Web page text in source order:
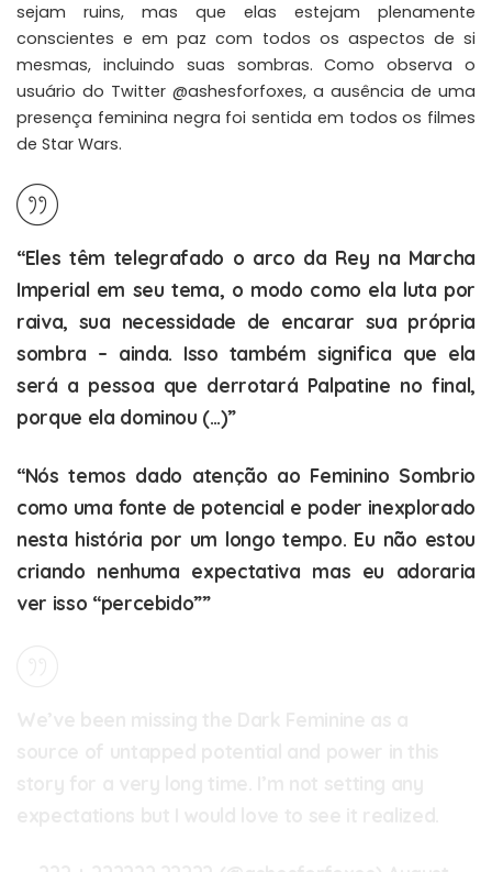
sejam ruins, mas que elas estejam plenamente
conscientes e em paz com todos os aspectos de si
mesmas, incluindo suas sombras. Como observa o
usuário do Twitter @ashesforfoxes, a ausência de uma
presença feminina negra foi sentida em todos os filmes
de Star Wars.
“Eles têm telegrafado o arco da Rey na Marcha
Imperial em seu tema, o modo como ela luta por
raiva, sua necessidade de encarar sua própria
sombra – ainda. Isso também significa que ela
será a pessoa que derrotará Palpatine no final,
porque ela dominou (…)”
“Nós temos dado atenção ao Feminino Sombrio
como uma fonte de potencial e poder inexplorado
nesta história por um longo tempo. Eu não estou
criando nenhuma expectativa mas eu adoraria
ver isso “percebido””